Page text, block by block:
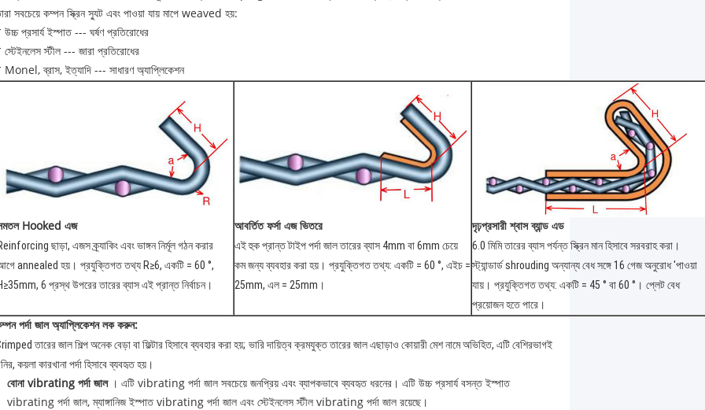
সবচেয়ে কম্পন স্ক্রিন স্যুট এবং পাওয়া যায় মাপে weaved হয়:
প্রসার্য ইস্পাত --- ঘর্ষণ প্রতিরোধের
স্টীল --- জারা প্রতিরোধের
ব্রাস, ইত্যাদি --- সাধারণ অ্যাপ্লিকেশন
Hooked এজ
ছাড়া, এজস ক্র্যাকিং এবং ভাঙ্গন নির্মূল গঠন করার
annealed হয়। প্রযুক্তিগত তথ্য R≥6, একটি = 60 °,
6 প্রস্থ উপরের তারের ব্যাস এই প্রান্ত নির্বাচন।
আবর্তিত ফর্সা এজ ভিতরে
এই হুক প্রান্ত টাইপ পর্দা জাল তারের ব্যাস 4mm বা 6mm চেয়ে
কম জন্য ব্যবহার করা হয়। প্রযুক্তিগত তথ্য: একটি = 60 °, এইচ =
25mm, এল = 25mm।
দৃঢ়প্রসারী শ্বাস ব্যান্ড এড
6.0 মিমি তারের ব্যাস পর্যন্ত স্ক্রিন মান হিসাবে সরবরাহ করা।
স্ট্যান্ডার্ড shrouding অন্যান্য বেধ সঙ্গে 16 গেজ অনুরোধ 'পাওয়া
যায়। প্রযুক্তিগত তথ্য: একটি = 45 ° বা 60 °। প্লেট বেধ
প্রয়োজন হতে পারে।
পর্দা জাল অ্যাপ্লিকেশন লক করুন:
তারের জাল শিল্প অনেক বেড়া বা ফিল্টার হিসাবে ব্যবহার করা হয়; ভারি দায়িত্ব ক্রমযুক্ত তারের জাল এছাড়াও কোয়ারী মেশ নামে অভিহিত, এটি বেশিরভাগই
কয়লা কারখানা পর্দা হিসাবে ব্যবহৃত হয়।
বোনা vibrating পর্দা জাল। এটি vibrating পর্দা জাল সবচেয়ে জনপ্রিয় এবং ব্যাপকভাবে ব্যবহৃত ধরনের। এটি উচ্চ প্রসার্য বসন্ত ইস্পাত
vibrating পর্দা জাল, ম্যাঙ্গানিজ ইস্পাত vibrating পর্দা জাল এবং স্টেইনলেস স্টীল vibrating পর্দা জাল রয়েছে।